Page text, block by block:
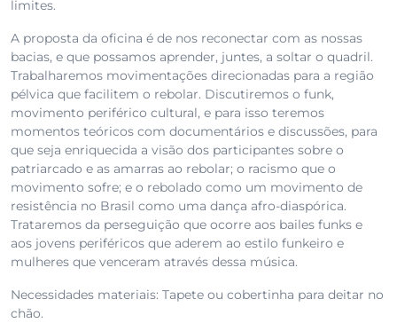
limites.
A proposta da oficina é de nos reconectar com as nossas
bacias, e que possamos aprender, juntes, a soltar o quadril.
Trabalharemos movimentações direcionadas para a região
pélvica que facilitem o rebolar. Discutiremos o funk,
movimento periférico cultural, e para isso teremos
momentos teóricos com documentários e discussões, para
que seja enriquecida a visão dos participantes sobre o
patriarcado e as amarras ao rebolar; o racismo que o
movimento sofre; e o rebolado como um movimento de
resistência no Brasil como uma dança afro-diaspórica.
Trataremos da perseguição que ocorre aos bailes funks e
aos jovens periféricos que aderem ao estilo funkeiro e
mulheres que venceram através dessa música.
Necessidades materiais: Tapete ou cobertinha para deitar no
chão.